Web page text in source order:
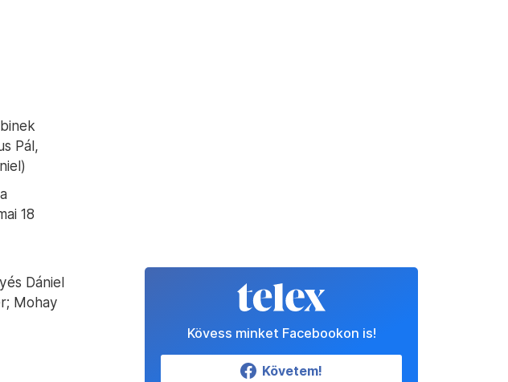
Pál,
18
Dániel
Mohay
Kövess minket Facebookon is!
Követem!